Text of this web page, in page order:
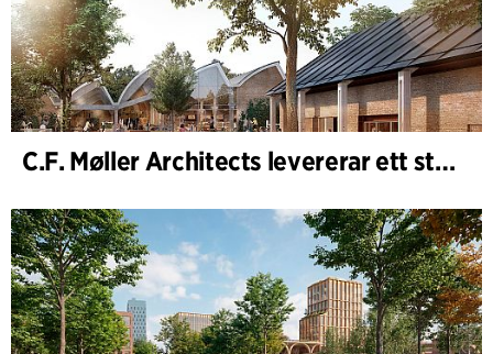
C.F. Møller Architects levererar ett starkt resultat för 2025